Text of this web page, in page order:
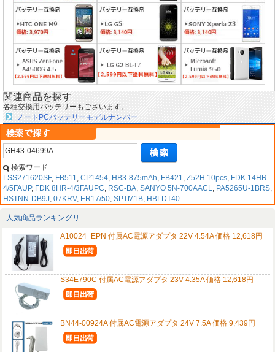
関連商品を探す
各種交換用バッテリーもございます。
ノートPCバッテリーモデルナンバー
検索ワード
LSS271620SF, FB511, CP1454, HB3-875mAh, FB421, Z52H 10pcs, FDK 14HR-
4/5FAUP, FDK 8HR-4/3FAUPC, RSC-BA, SANYO 5N-700AACL, PA5265U-1BRS,
HSTNN-DB9J, 07KRV, ER17/50, SPTM1B, HBLDT40
人気商品ランキングリ
A10024_EPN 付属AC電源アダプタ 22V 4.54A 価格 12,618円
S34E790C 付属AC電源アダプタ 23V 4.35A 価格 12,618円
BN44-00924A 付属AC電源アダプタ 24V 7.5A 価格 9,439円